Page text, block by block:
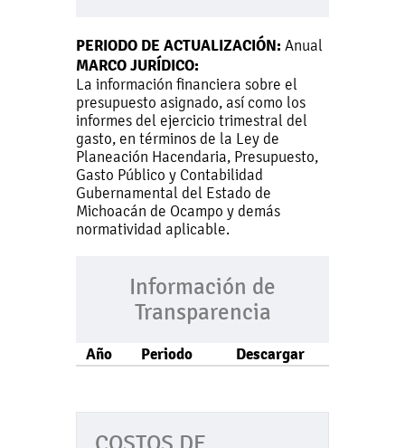
PERIODO DE ACTUALIZACIÓN: Anual
MARCO JURÍDICO:
La información financiera sobre el
presupuesto asignado, así como los
informes del ejercicio trimestral del
gasto, en términos de la Ley de
Planeación Hacendaria, Presupuesto,
Gasto Público y Contabilidad
Gubernamental del Estado de
Michoacán de Ocampo y demás
normatividad aplicable.
Información de
Transparencia
Año Periodo Descargar